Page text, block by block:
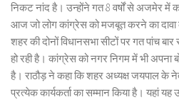
निकट नांद है। उन्होंने गत 8 वर्षों से अजमेर में
आज जो लोग कांग्रेस को मजबूत करने का
शहर की दोनों विधानसभा सीटों पर गत पांच
हो रही है। कांग्रेस को नगर निगम में भी अपना
है। राठौड़ ने कहा कि शहर अध्यक्ष जयपाल के
प्रत्येक कार्यकर्ता का सम्मान किया है। यहां